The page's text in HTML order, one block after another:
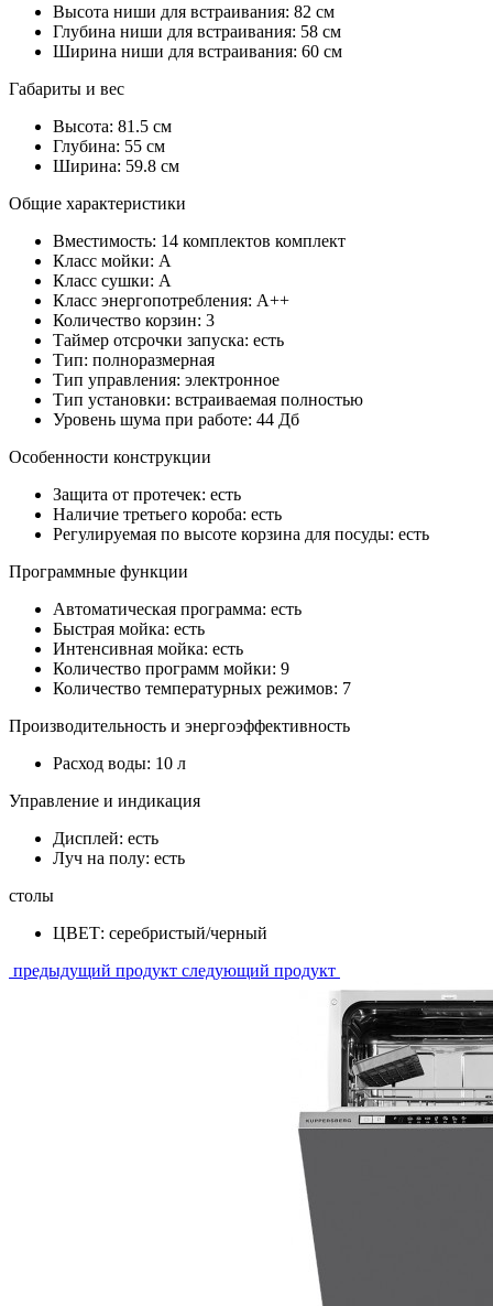
Высота ниши для встраивания: 82 см
Глубина ниши для встраивания: 58 см
Ширина ниши для встраивания: 60 см
Габариты и вес
Высота: 81.5 см
Глубина: 55 см
Ширина: 59.8 см
Общие характеристики
Вместимость: 14 комплектов комплект
Класс мойки: A
Класс сушки: A
Класс энергопотребления: A++
Количество корзин: 3
Таймер отсрочки запуска: есть
Тип: полноразмерная
Тип управления: электронное
Тип установки: встраиваемая полностью
Уровень шума при работе: 44 Дб
Особенности конструкции
Защита от протечек: есть
Наличие третьего короба: есть
Регулируемая по высоте корзина для посуды: есть
Программные функции
Автоматическая программа: есть
Быстрая мойка: есть
Интенсивная мойка: есть
Количество программ мойки: 9
Количество температурных режимов: 7
Производительность и энергоэффективность
Расход воды: 10 л
Управление и индикация
Дисплей: есть
Луч на полу: есть
столы
ЦВЕТ: серебристый/черный
предыдущий продукт следующий продукт